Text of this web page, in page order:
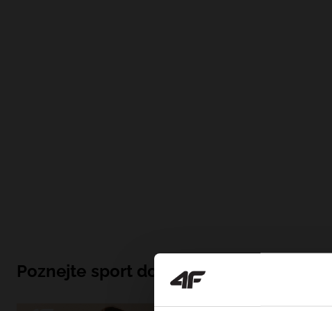
Poznejte sport do hloubky